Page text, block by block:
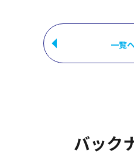
一覧
バック